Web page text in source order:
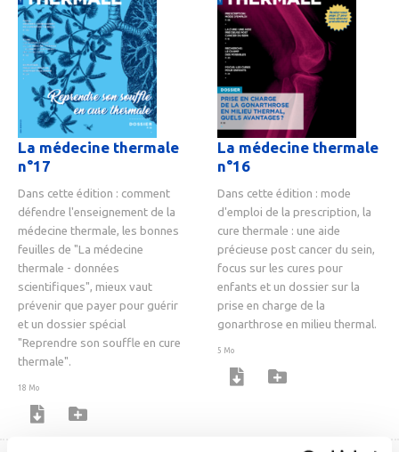
La médecine thermale
n°17
Dans cette édition : comment
défendre l'enseignement de la
médecine thermale, les bonnes
feuilles de "La médecine
thermale - données
scientifiques", mieux vaut
prévenir que payer pour guérir
et un dossier spécial
"Reprendre son souffle en cure
thermale".
18 Mo
La médecine thermale
n°16
Dans cette édition : mode
d'emploi de la prescription, la
cure thermale : une aide
précieuse post cancer du sein,
focus sur les cures pour
enfants et un dossier sur la
prise en charge de la
gonarthrose en milieu thermal.
5 Mo